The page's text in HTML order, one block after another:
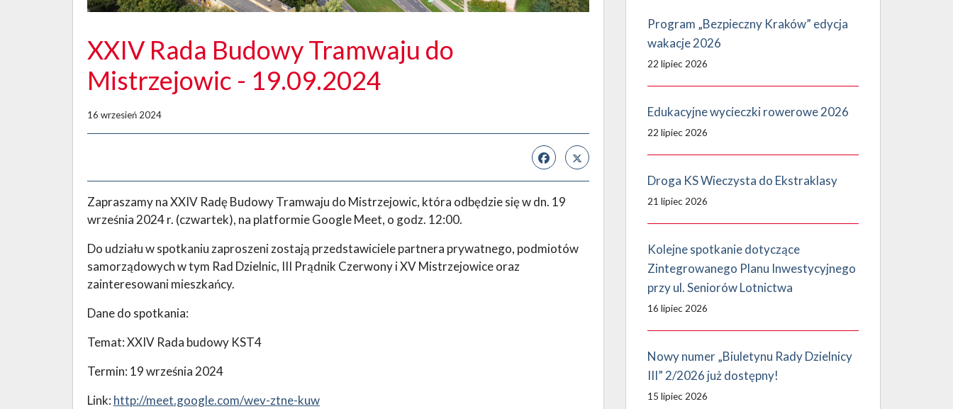
XXIV Rada Budowy Tramwaju do
Mistrzejowic - 19.09.2024
16 wrzesień 2024
Zapraszamy na XXIV Radę Budowy Tramwaju do Mistrzejowic, która odbędzie się w dn. 19
września 2024 r. (czwartek), na platformie Google Meet, o godz. 12:00.
Do udziału w spotkaniu zaproszeni zostają przedstawiciele partnera prywatnego, podmiotów
samorządowych w tym Rad Dzielnic, III Prądnik Czerwony i XV Mistrzejowice oraz
zainteresowani mieszkańcy.
Dane do spotkania:
Temat: XXIV Rada budowy KST4
Termin: 19 września 2024
Link: http://meet.google.com/wev-ztne-kuw
Program „Bezpieczny Kraków” edycja
wakacje 2026
22 lipiec 2026
Edukacyjne wycieczki rowerowe 2026
22 lipiec 2026
Droga KS Wieczysta do Ekstraklasy
21 lipiec 2026
Kolejne spotkanie dotyczące
Zintegrowanego Planu Inwestycyjnego
przy ul. Seniorów Lotnictwa
16 lipiec 2026
Nowy numer „Biuletynu Rady Dzielnicy
III” 2/2026 już dostępny!
15 lipiec 2026